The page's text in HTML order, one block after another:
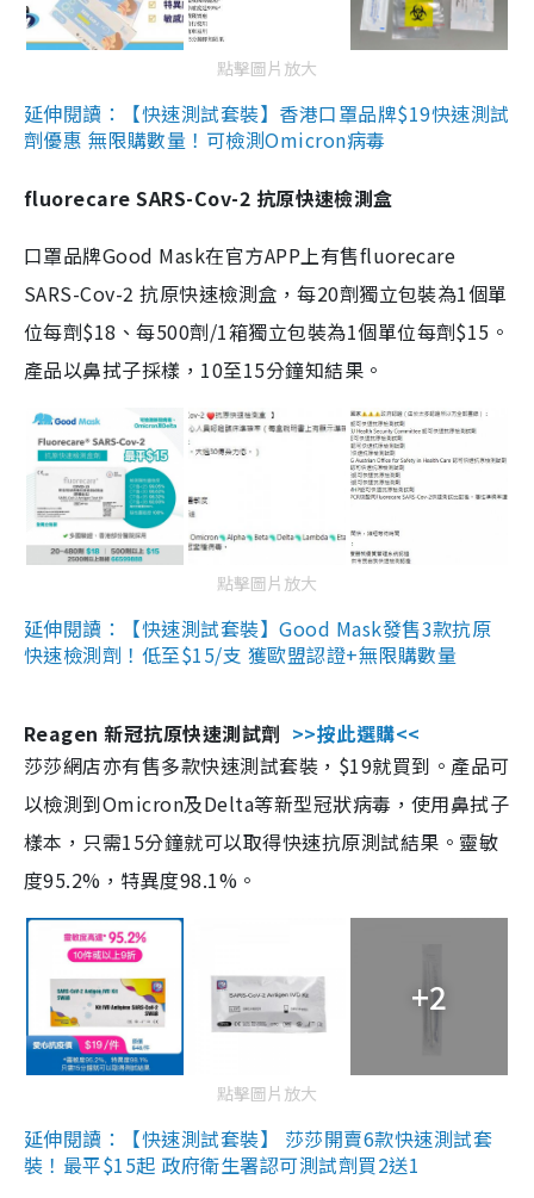
點擊圖片放大
延伸閱讀：【快速測試套裝】香港口罩品牌$19快速測試
劑優惠 無限購數量！可檢測Omicron病毒
fluorecare SARS-Cov-2 抗原快速檢測盒
口罩品牌Good Mask在官方APP上有售fluorecare
SARS-Cov-2 抗原快速檢測盒，每20劑獨立包裝為1個單
位每劑$18、每500劑/1箱獨立包裝為1個單位每劑$15。
產品以鼻拭子採樣，10至15分鐘知結果。
點擊圖片放大
延伸閱讀：【快速測試套裝】Good Mask發售3款抗原
快速檢測劑！低至$15/支 獲歐盟認證+無限購數量
Reagen 新冠抗原快速測試劑 >>按此選購<<
莎莎網店亦有售多款快速測試套裝，$19就買到。產品可
以檢測到Omicron及Delta等新型冠狀病毒，使用鼻拭子
樣本，只需15分鐘就可以取得快速抗原測試結果。靈敏
度95.2%，特異度98.1%。
+2
點擊圖片放大
延伸閱讀：【快速測試套裝】 莎莎開賣6款快速測試套
裝！最平$15起 政府衛生署認可測試劑買2送1